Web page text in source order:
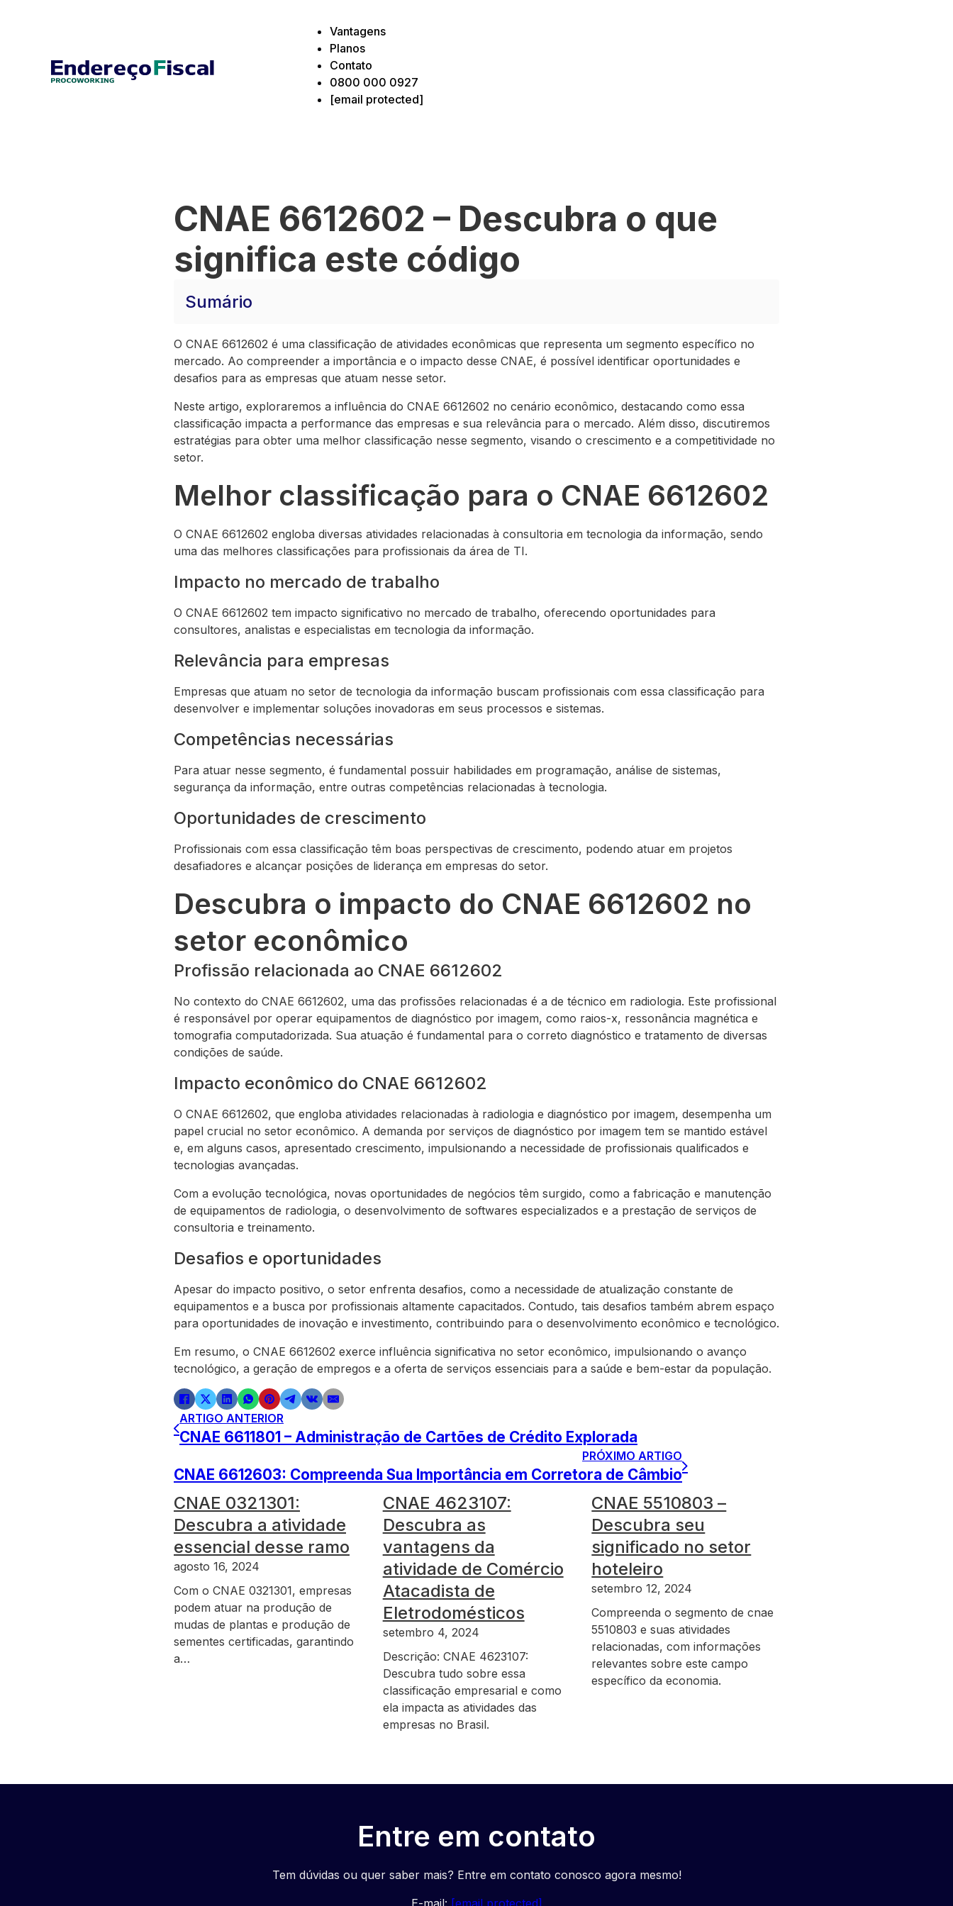
Vantagens
Planos
Contato
0800 000 0927
[email protected]
CNAE 6612602 – Descubra o que
significa este código
Sumário
O CNAE 6612602 é uma classificação de atividades econômicas que representa um segmento específico no
mercado. Ao compreender a importância e o impacto desse CNAE, é possível identificar oportunidades e
desafios para as empresas que atuam nesse setor.
Neste artigo, exploraremos a influência do CNAE 6612602 no cenário econômico, destacando como essa
classificação impacta a performance das empresas e sua relevância para o mercado. Além disso, discutiremos
estratégias para obter uma melhor classificação nesse segmento, visando o crescimento e a competitividade no
setor.
Melhor classificação para o CNAE 6612602
O CNAE 6612602 engloba diversas atividades relacionadas à consultoria em tecnologia da informação, sendo
uma das melhores classificações para profissionais da área de TI.
Impacto no mercado de trabalho
O CNAE 6612602 tem impacto significativo no mercado de trabalho, oferecendo oportunidades para
consultores, analistas e especialistas em tecnologia da informação.
Relevância para empresas
Empresas que atuam no setor de tecnologia da informação buscam profissionais com essa classificação para
desenvolver e implementar soluções inovadoras em seus processos e sistemas.
Competências necessárias
Para atuar nesse segmento, é fundamental possuir habilidades em programação, análise de sistemas,
segurança da informação, entre outras competências relacionadas à tecnologia.
Oportunidades de crescimento
Profissionais com essa classificação têm boas perspectivas de crescimento, podendo atuar em projetos
desafiadores e alcançar posições de liderança em empresas do setor.
Descubra o impacto do CNAE 6612602 no
setor econômico
Profissão relacionada ao CNAE 6612602
No contexto do CNAE 6612602, uma das profissões relacionadas é a de técnico em radiologia. Este profissional
é responsável por operar equipamentos de diagnóstico por imagem, como raios-x, ressonância magnética e
tomografia computadorizada. Sua atuação é fundamental para o correto diagnóstico e tratamento de diversas
condições de saúde.
Impacto econômico do CNAE 6612602
O CNAE 6612602, que engloba atividades relacionadas à radiologia e diagnóstico por imagem, desempenha um
papel crucial no setor econômico. A demanda por serviços de diagnóstico por imagem tem se mantido estável
e, em alguns casos, apresentado crescimento, impulsionando a necessidade de profissionais qualificados e
tecnologias avançadas.
Com a evolução tecnológica, novas oportunidades de negócios têm surgido, como a fabricação e manutenção
de equipamentos de radiologia, o desenvolvimento de softwares especializados e a prestação de serviços de
consultoria e treinamento.
Desafios e oportunidades
Apesar do impacto positivo, o setor enfrenta desafios, como a necessidade de atualização constante de
equipamentos e a busca por profissionais altamente capacitados. Contudo, tais desafios também abrem espaço
para oportunidades de inovação e investimento, contribuindo para o desenvolvimento econômico e tecnológico.
Em resumo, o CNAE 6612602 exerce influência significativa no setor econômico, impulsionando o avanço
tecnológico, a geração de empregos e a oferta de serviços essenciais para a saúde e bem-estar da população.
ARTIGO ANTERIOR
CNAE 6611801 – Administração de Cartões de Crédito Explorada
PRÓXIMO ARTIGO
CNAE 6612603: Compreenda Sua Importância em Corretora de Câmbio
CNAE 0321301:
Descubra a atividade
essencial desse ramo
agosto 16, 2024
Com o CNAE 0321301, empresas
podem atuar na produção de
mudas de plantas e produção de
sementes certificadas, garantindo
a…
CNAE 4623107:
Descubra as
vantagens da
atividade de Comércio
Atacadista de
Eletrodomésticos
setembro 4, 2024
Descrição: CNAE 4623107:
Descubra tudo sobre essa
classificação empresarial e como
ela impacta as atividades das
empresas no Brasil.
CNAE 5510803 –
Descubra seu
significado no setor
hoteleiro
setembro 12, 2024
Compreenda o segmento de cnae
5510803 e suas atividades
relacionadas, com informações
relevantes sobre este campo
específico da economia.
Entre em contato
Tem dúvidas ou quer saber mais? Entre em contato conosco agora mesmo!
E-mail: [email protected]